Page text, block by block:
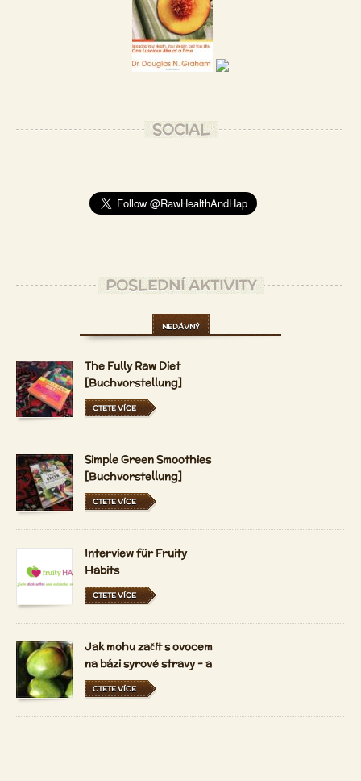
SOCIAL
POSLEDNÍ AKTIVITY
NEDÁVNÝ
The Fully Raw Diet
[Buchvorstellung]
CTETE VÍCE
Simple Green Smoothies
[Buchvorstellung]
CTETE VÍCE
Interview für Fruity
Habits
CTETE VÍCE
Jak mohu začít s ovocem
na bázi syrové stravy - a
držet se ho?
CTETE VÍCE